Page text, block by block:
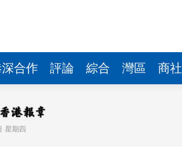
合作 評論 綜合 灣區 商社
星期四
來瓊考察
約18億元
萬億 利潤總額近936億
黎智英求情 罪證如山豈能妄想輕判
獨立委員會工作 李家超暫停3項公職委任